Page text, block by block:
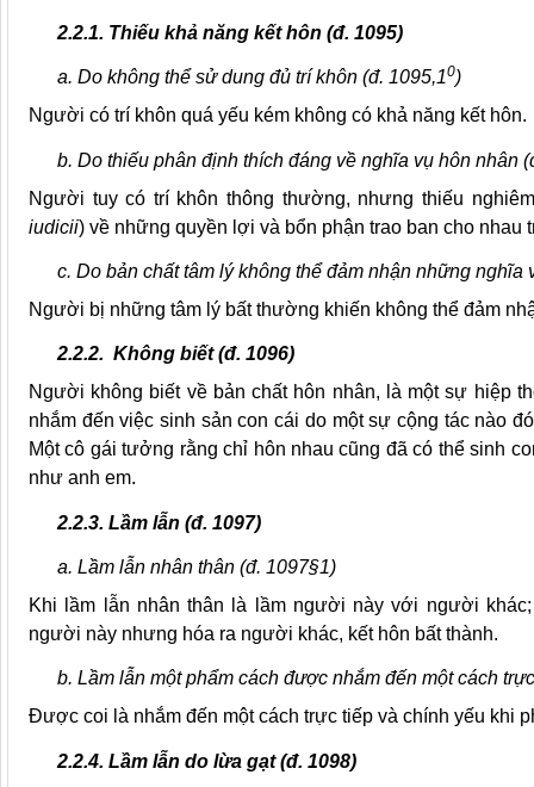
2.2.1. Thiếu khả năng kết hôn (đ. 1095)
a. Do không thể sử dung đủtrí khôn (đ. 1095,10)
Người có trí khôn quá yếu kém không có khả năng kết hôn.
b. Do thiếu phân định thích đáng về nghĩa vụ hôn nhân
Người tuy có trí khôn thông thường, nhưng thiếu
iudicii) về những quyền lợi và bổn phận trao ban cho nhau
c. Do bản chất tâm lý không thể đảm nhận những nghĩa
Người bị những tâm lý bất thường khiến không thể đảm
2.2.2. Không biết (đ. 1096)
Người không biết về bản chất hôn nhân, là một sự hiệp
nhắm đến việc sinh sản con cái do một sự cộng tác nào
Một cô gái tưởng rằng chỉ hôn nhau cũng đã có thể sinh
như anh em.
2.2.3. Lầm lẫn (đ. 1097)
a. Lầm lẫn nhân thân (đ. 1097§1)
Khi lầm lẫn nhân thân là lầm người này với người
người này nhưng hóa ra người khác, kết hôn bất thành.
b. Lầm lẫn một phẩm cách được nhắm đến một cách
Được coi là nhắm đến một cách trực tiếp và chính yếu khi
2.2.4. Lầm lẫn do lừa gạt (đ. 1098)